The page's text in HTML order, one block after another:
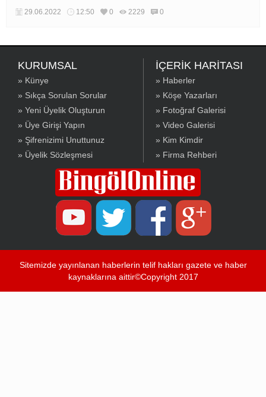
29.06.2022 12:50 0 2229 0
KURUMSAL
» Künye
» Sıkça Sorulan Sorular
» Yeni Üyelik Oluşturun
» Üye Girişi Yapın
» Şifrenizimi Unuttunuz
» Üyelik Sözleşmesi
İÇERİK HARİTASI
» Haberler
» Köşe Yazarları
» Fotoğraf Galerisi
» Video Galerisi
» Kim Kimdir
» Firma Rehberi
Sitemizde yayınlanan haberlerin telif hakları gazete ve haber
kaynaklarına aittir©Copyright 2017